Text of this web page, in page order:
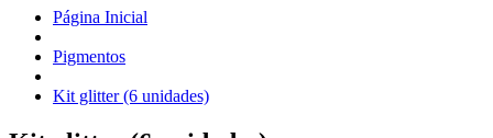
Página Inicial
Pigmentos
Kit glitter (6 unidades)